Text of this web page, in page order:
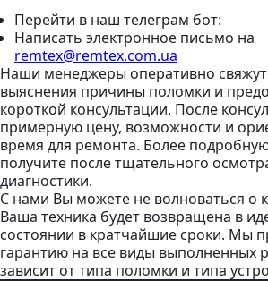
Перейти в наш телеграм бот:
Написать электронное письмо на
remtex@remtex.com.ua
Наши менеджеры оперативно
выяснения причины поломки и
короткой консультации. После
примерную цену, возможности и
время для ремонта. Более
получите после тщательного
диагностики.
С нами Вы можете не волноваться о
Ваша техника будет возвращена в
состоянии в кратчайшие сроки. Мы
гарантию на все виды выполненных
зависит от типа поломки и типа